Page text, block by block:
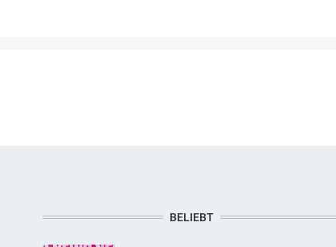
BELIEBT